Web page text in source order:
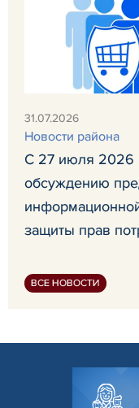
31.07.2026
Новости района
С 27 июля 2026
обсуждению
защиты прав
ВСЕ НОВОСТИ